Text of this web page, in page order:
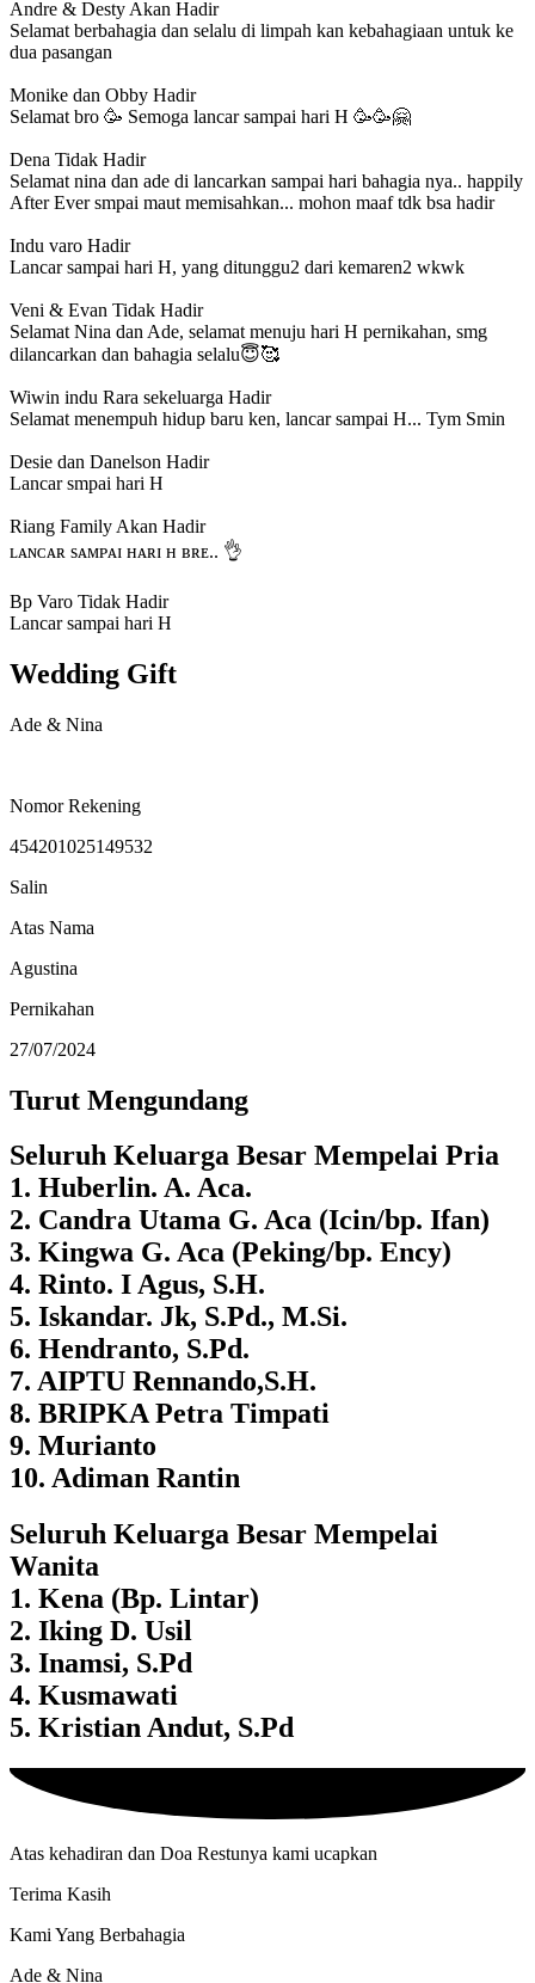
Andre & Desty Akan Hadir
Selamat berbahagia dan selalu di limpah kan kebahagiaan untuk ke
dua pasangan
Monike dan Obby Hadir
Selamat bro 🥳 Semoga lancar sampai hari H 🥳🥳🤗
Dena Tidak Hadir
Selamat nina dan ade di lancarkan sampai hari bahagia nya.. happily
After Ever smpai maut memisahkan... mohon maaf tdk bsa hadir
Indu varo Hadir
Lancar sampai hari H, yang ditunggu2 dari kemaren2 wkwk
Veni & Evan Tidak Hadir
Selamat Nina dan Ade, selamat menuju hari H pernikahan, smg
dilancarkan dan bahagia selalu😇🥰
Wiwin indu Rara sekeluarga Hadir
Selamat menempuh hidup baru ken, lancar sampai H... Tym Smin
Desie dan Danelson Hadir
Lancar smpai hari H
Riang Family Akan Hadir
ʟᴀɴᴄᴀʀ sᴀᴍᴘᴀɪ ʜᴀʀɪ ʜ ʙʀᴇ.. 👌
Bp Varo Tidak Hadir
Lancar sampai hari H
Wedding Gift
Ade & Nina
Nomor Rekening
454201025149532
Salin
Atas Nama
Agustina
Pernikahan
27/07/2024
Turut Mengundang
Seluruh Keluarga Besar Mempelai Pria
1. Huberlin. A. Aca.
2. Candra Utama G. Aca (Icin/bp. Ifan)
3. Kingwa G. Aca (Peking/bp. Ency)
4. Rinto. I Agus, S.H.
5. Iskandar. Jk, S.Pd., M.Si.
6. Hendranto, S.Pd.
7. AIPTU Rennando,S.H.
8. BRIPKA Petra Timpati
9. Murianto
10. Adiman Rantin
Seluruh Keluarga Besar Mempelai
Wanita
1. Kena (Bp. Lintar)
2. Iking D. Usil
3. Inamsi, S.Pd
4. Kusmawati
5. Kristian Andut, S.Pd
Atas kehadiran dan Doa Restunya kami ucapkan
Terima Kasih
Kami Yang Berbahagia
Ade & Nina